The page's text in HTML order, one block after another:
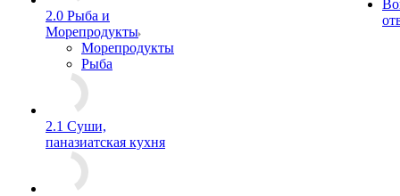
2.0 Рыба и
Морепродукты
Морепродукты
Рыба
2.1 Суши,
паназиатская кухня